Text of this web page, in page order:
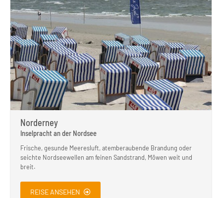
Norderney
Inselpracht an der Nordsee
Frische, gesunde Meeresluft, atemberaubende Brandung oder
seichte Nordseewellen am feinen Sandstrand, Möwen weit und
breit.
REISE ANSEHEN